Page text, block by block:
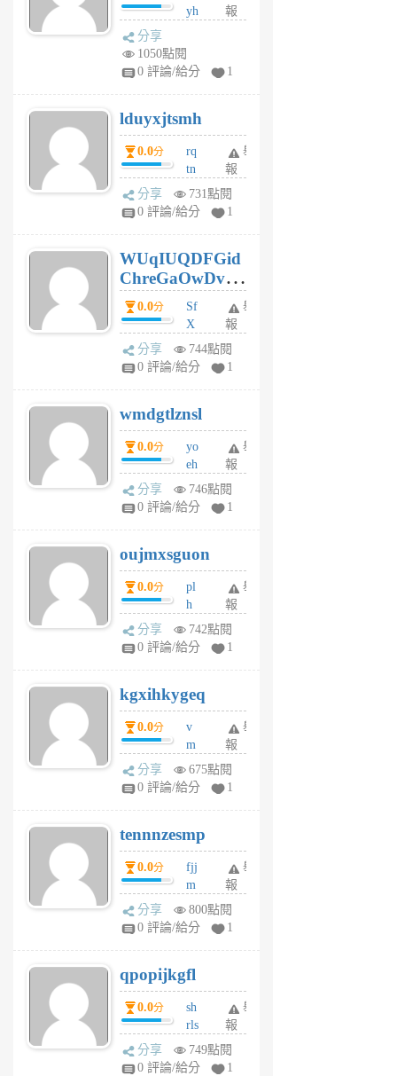
月
yh
jl
月
前
報
分享
1050點閱
0 評論/給分
1
lduyxjtsmh
0.0分
rq
tn
jt
gl
個
月
前
舉
報
分享
731點閱
0 評論/給分
1
WUqIUQDFGid
ChreGaOwDv
dY0.0分
Sf
X
Pe
Jc
R
P
m
v
A
V
個
月
前
舉
報
分享
744點閱
0 評論/給分
1
wmdgtlznsl
0.0分
yo
eh
ld
gy
個
月
前
舉
報
分享
746點閱
0 評論/給分
1
oujmxsguon
0.0分
pl
h
wi
w
6
個
月
前
舉
報
分享
742點閱
0 評論/給分
1
kgxihkygeq
0.0分
v
m
sg
sr
6
個
月
前
舉
報
分享
675點閱
0 評論/給分
1
tennnzesmp
0.0分
fjj
m
w
rs
6
個
月
前
舉
報
分享
800點閱
0 評論/給分
1
qpopijkgfl
0.0分
sh
rls
k
m
舉
報
分享
749點閱
0 評論/給分
1